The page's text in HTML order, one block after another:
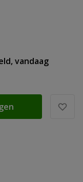
vandaag